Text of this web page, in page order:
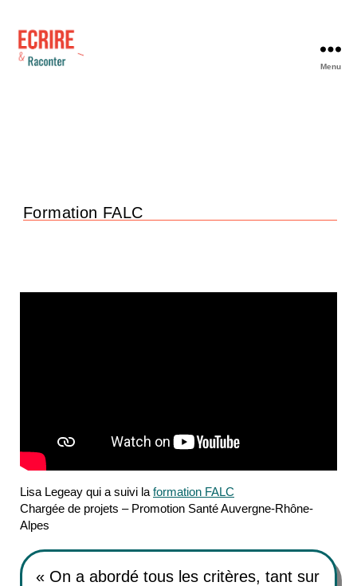
Menu
Formation FALC
Lisa Legeay qui a suivi la formation FALC
Chargée de projets – Promotion Santé Auvergne-Rhône-
Alpes
« On a abordé tous les critères, tant sur